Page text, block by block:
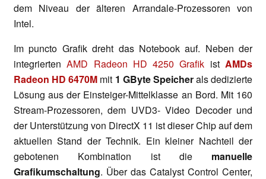
dem Niveau der älteren Arrandale-Prozessoren von
Intel.
Im puncto Grafik dreht das Notebook auf. Neben der
integriertenAMD Radeon HD 4250 Grafik ist AMDs
Radeon HD 6470M mit 1 GByte Speicherals dedizierte
Lösung aus der Einsteiger-Mittelklasse an Bord. Mit 160
Stream-Prozessoren, dem UVD3- Video Decoder und
der Unterstützung von DirectX 11 ist dieser Chip auf dem
aktuellen Stand der Technik. Ein kleiner Nachteil der
gebotenen Kombination ist die manuelle
Grafikumschaltung. Über das Catalyst Control Center,